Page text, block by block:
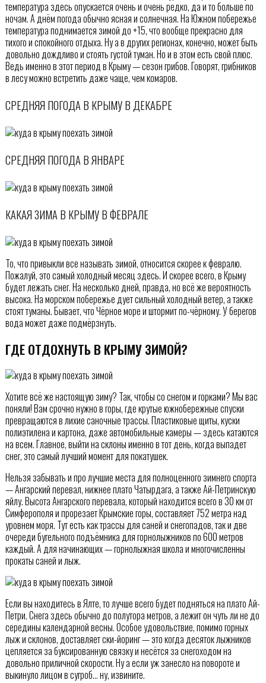
температура здесь опускается очень и очень редко, да и то больше по
ночам. А днём погода обычно ясная и солнечная. На Южном побережье
температура поднимается зимой до +15, что вообще прекрасно для
тихого и спокойного отдыха. Ну а в других регионах, конечно, может быть
довольно дождливо и стоять густой туман. Но и в этом есть свой плюс.
Ведь именно в этот период в Крыму — сезон грибов. Говорят, грибников
в лесу можно встретить даже чаще, чем комаров.
СРЕДНЯЯ ПОГОДА В КРЫМУ В ДЕКАБРЕ
СРЕДНЯЯ ПОГОДА В ЯНВАРЕ
КАКАЯ ЗИМА В КРЫМУ В ФЕВРАЛЕ
То, что привыкли все называть зимой, относится скорее к февралю.
Пожалуй, это самый холодный месяц здесь. И скорее всего, в Крыму
будет лежать снег. На несколько дней, правда, но всё же вероятность
высока. На морском побережье дует сильный холодный ветер, а также
стоят туманы. Бывает, что Чёрное море и штормит по-чёрному. У берегов
вода может даже подмёрзнуть.
ГДЕ ОТДОХНУТЬ В КРЫМУ ЗИМОЙ?
Хотите всё же настоящую зиму? Так, чтобы со снегом и горками? Мы вас
поняли! Вам срочно нужно в горы, где крутые южнобережные спуски
превращаются в лихие саночные трассы. Пластиковые щиты, куски
полиэтилена и картона, даже автомобильные камеры — здесь катаются
на всем. Главное, выйти на склоны именно в тот день, когда выпадет
снег, это самый лучший момент для покатушек.
Нельзя забывать и про лучшие места для полноценного зимнего спорта
— Ангарский перевал, нижнее плато Чатырдага, а также Ай-Петринскую
яйлу. Высота Ангарского перевала, который находится всего в 30 км от
Симферополя и прорезает Крымские горы, составляет 752 метра над
уровнем моря. Тут есть как трассы для саней и снегопадов, так и две
очереди бугельного подъёмника для горнолыжников по 600 метров
каждый. А для начинающих — горнолыжная школа и многочисленны
прокаты саней и лыж.
Если вы находитесь в Ялте, то лучше всего будет подняться на плато Ай-
Петри. Снега здесь обычно до полутора метров, а лежит он чуть ли не до
середины календарной весны. Особое удовольствие, помимо горных
лыж и склонов, доставляет ски-йоринг — это когда десяток лыжников
цепляется за буксированную связку и несётся за снегоходом на
довольно приличной скорости. Ну а если уж занесло на повороте и
выкинуло лицом в сугроб… ну, извините.